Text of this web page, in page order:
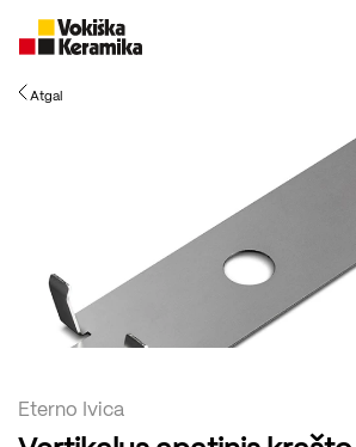
Atgal
Eterno Ivica
Meniu
Boen parketlentės
Specialūs pasiūlymai TOP